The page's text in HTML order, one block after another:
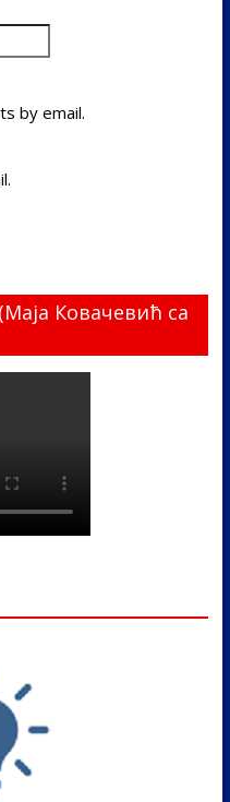
by email.
Ковачевић са